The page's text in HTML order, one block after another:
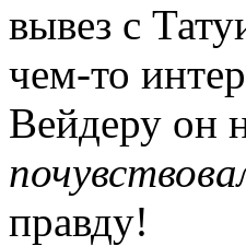
вывез с
чем-то
Вейдеру он
правду!